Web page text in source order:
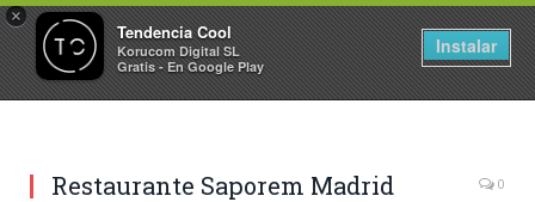
×
Tendencia Cool
Korucom Digital SL
Gratis - En Google Play
Instalar
Restaurante Saporem Madrid 0